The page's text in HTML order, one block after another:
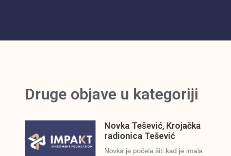
Druge objave u kategoriji
Novka Tešević, Krojačka
radionica Tešević
Novka je počela šiti kad je imala